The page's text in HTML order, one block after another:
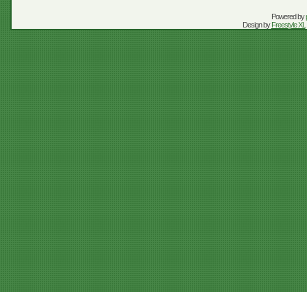
Powered by
Design byFreestyle XL